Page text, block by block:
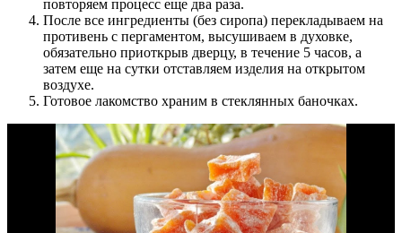
повторяем процесс еще два раза.
После все ингредиенты (без сиропа) перекладываем на
противень с пергаментом, высушиваем в духовке,
обязательно приоткрыв дверцу, в течение 5 часов, а
затем еще на сутки отставляем изделия на открытом
воздухе.
Готовое лакомство храним в стеклянных баночках.